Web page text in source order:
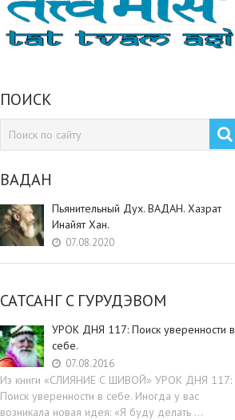
ПОИСК
ВАДАН
Пьянительный Дух. ВАДАН. Хазрат
Инайят Хан.
07.08.2020
САТСАНГ C ГУРУДЭВОМ
УРОК ДНЯ 117: Поиск уверенности в
себе.
07.08.2016
Из книги «СЛИЯНИЕ С ШИВОЙ» УРОК ДНЯ 117:
Поиск уверенности в себе. Иногда у вас
возникала новая идея: «Я буду делать …